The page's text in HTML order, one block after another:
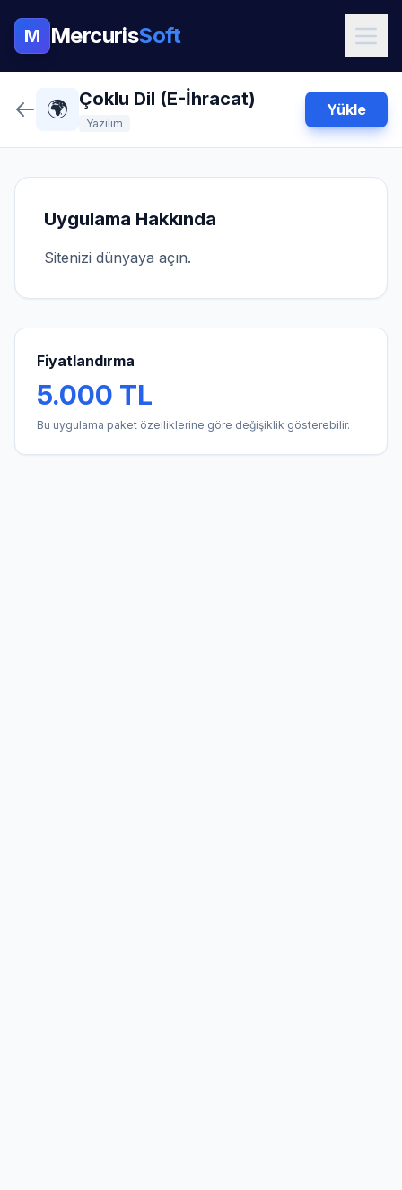
M MercurisSoft
🌍 Çoklu Dil (E-İhracat)
Yazılım
Yükle
Uygulama Hakkında
Sitenizi dünyaya açın.
Fiyatlandırma
5.000 TL
Bu uygulama paket özelliklerine göre değişiklik gösterebilir.